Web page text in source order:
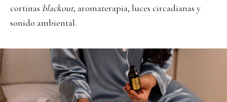
cortinas blackout, aromaterapia, luces circadianas y
sonido ambiental.